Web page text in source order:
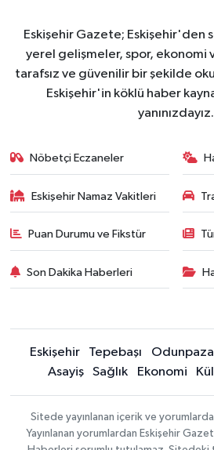
Eskişehir Gazete; Eskişehir'den
yerel gelişmeler, spor, ekonomi
tarafsız ve güvenilir bir şekilde
Eskişehir'in köklü haber
yanınızdayız.
Nöbetçi Eczaneler
Eskişehir Namaz Vakitleri
Puan Durumu ve Fikstür
Son Dakika Haberleri
Eskişehir Tepebaşı
Asayiş
Sağlık Ekonomi
Sitede yayınlanan içerik ve
Yayınlanan yorumlardan Eskişehir